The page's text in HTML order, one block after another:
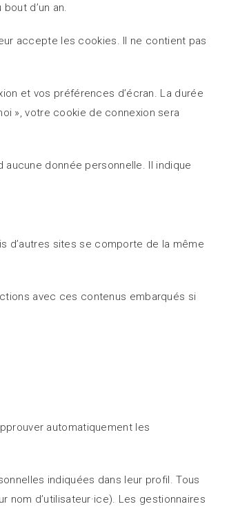
d’un an.
accepte les cookies. Il ne contient pas
et vos préférences d’écran. La durée
», votre cookie de connexion sera
donnée personnelle. Il indique
d’autres sites se comporte de la même
avec ces contenus embarqués si
automatiquement les
indiquées dans leur profil. Tous
d’utilisateur·ice). Les gestionnaires